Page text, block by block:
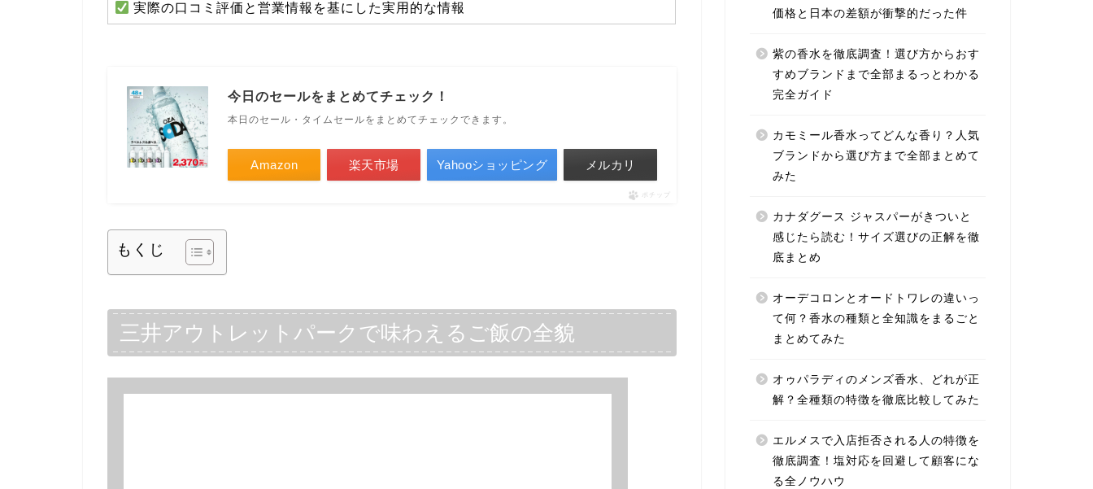
実際の口コミ評価と営業情報を基にした実用的な情報
今日のセールをまとめてチェック！
本日のセール・タイムセールをまとめてチェックできます。
Amazon 楽天市場 Yahooショッピング メルカリ
ポチップ
もくじ
三井アウトレットパークで味わえるご飯の全貌
価格と日本の差額が衝撃的だった件
紫の香水を徹底調査！選び方からおす
すめブランドまで全部まるっとわかる
完全ガイド
カモミール香水ってどんな香り？人気
ブランドから選び方まで全部まとめて
みた
カナダグース ジャスパーがきついと
感じたら読む！サイズ選びの正解を徹
底まとめ
オーデコロンとオードトワレの違いっ
て何？香水の種類と全知識をまるごと
まとめてみた
オゥパラディのメンズ香水、どれが正
解？全種類の特徴を徹底比較してみた
エルメスで入店拒否される人の特徴を
徹底調査！塩対応を回避して顧客にな
る全ノウハウ